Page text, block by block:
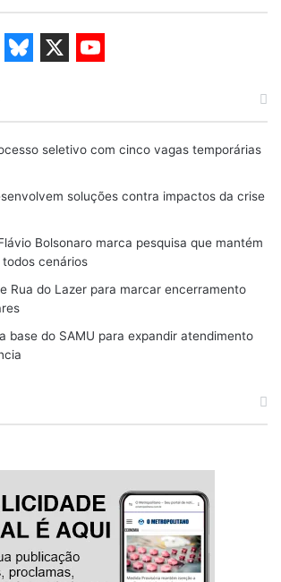
u
e
s
y
u
T
u
e
seletivo com cinco vagas temporárias
soluções contra impactos da crise
Bolsonaro marca pesquisa que mantém
cenários
Rua do Lazer para marcar encerramento
base do SAMU para expandir atendimento